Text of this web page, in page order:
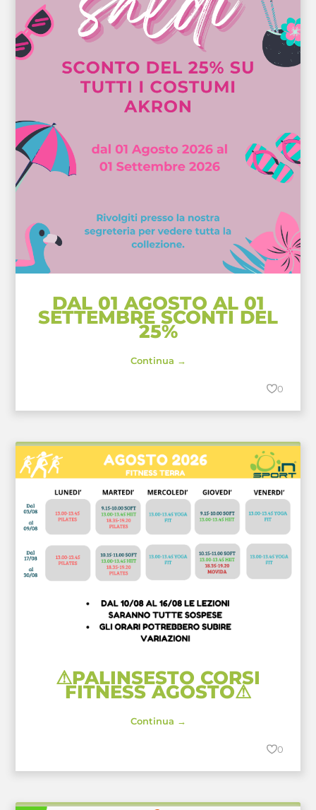
DAL 01 AGOSTO AL 01
SETTEMBRE SCONTI DEL
25%
Continua →
0
⚠PALINSESTO CORSI
FITNESS AGOSTO⚠
Continua →
0